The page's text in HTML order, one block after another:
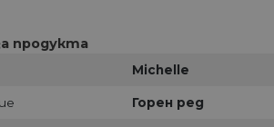
продукта
Michelle
Горен ред